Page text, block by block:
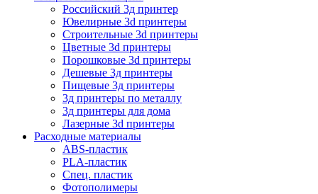
Российский 3д принтер
Ювелирные 3d принтеры
Строительные 3d принтеры
Цветные 3d принтеры
Порошковые 3d принтеры
Дешевые 3д принтеры
Пищевые 3д принтеры
3д принтеры по металлу
3д принтеры для дома
Лазерные 3d принтеры
Расходные материалы
ABS-пластик
PLA-пластик
Спец. пластик
Фотополимеры